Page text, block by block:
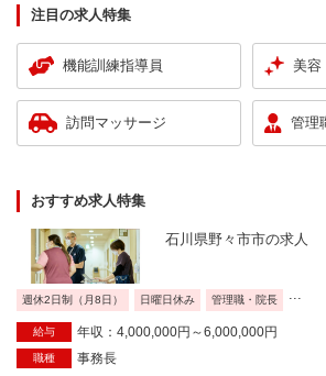
注目の求人特集
機能訓練指導員 美容
訪問マッサージ 管理
おすすめ求人特集
石川県野々市市の求人
週休2日制（月8日） 日曜日休み 管理職・院長 ...
給与 年収：4,000,000円～6,000,000円
職種 事務長